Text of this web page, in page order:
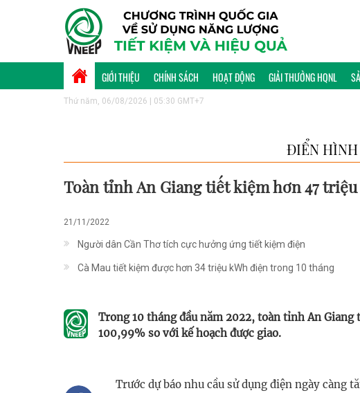
GIỚI THIỆU CHÍNH SÁCH HOẠT ĐỘNG GIẢI THƯỞNG HQNL
Thứ năm, 06/08/2026 | 05:30 GMT+7
ĐIỂN HÌNH
Toàn tỉnh An Giang tiết kiệm hơn 47
21/11/2022
Người dân Cần Thơ tích cực hưởng ứng tiết kiệm điện
Cà Mau tiết kiệm được hơn 34 triệu kWh điện trong 10 tháng
Trong 10 tháng đầu năm 2022, toàn tỉnh An
100,99% so với kế hoạch được giao.
Trước dự báo nhu cầu sử dụng điện ngày càng